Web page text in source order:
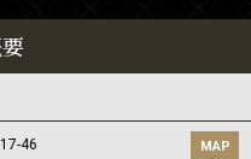
46 MAP